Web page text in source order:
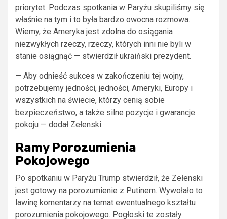
priorytet. Podczas spotkania w Paryżu skupiliśmy się
właśnie na tym i to była bardzo owocna rozmowa.
Wiemy, że Ameryka jest zdolna do osiągania
niezwykłych rzeczy, rzeczy, których inni nie byli w
stanie osiągnąć — stwierdził ukraiński prezydent.
— Aby odnieść sukces w zakończeniu tej wojny,
potrzebujemy jedności, jedności, Ameryki, Europy i
wszystkich na świecie, którzy cenią sobie
bezpieczeństwo, a także silne pozycje i gwarancje
pokoju — dodał Zełenski.
Ramy Porozumienia
Pokojowego
Po spotkaniu w Paryżu Trump stwierdził, że Zełenski
jest gotowy na porozumienie z Putinem. Wywołało to
lawinę komentarzy na temat ewentualnego kształtu
porozumienia pokojowego. Pogłoski te zostały